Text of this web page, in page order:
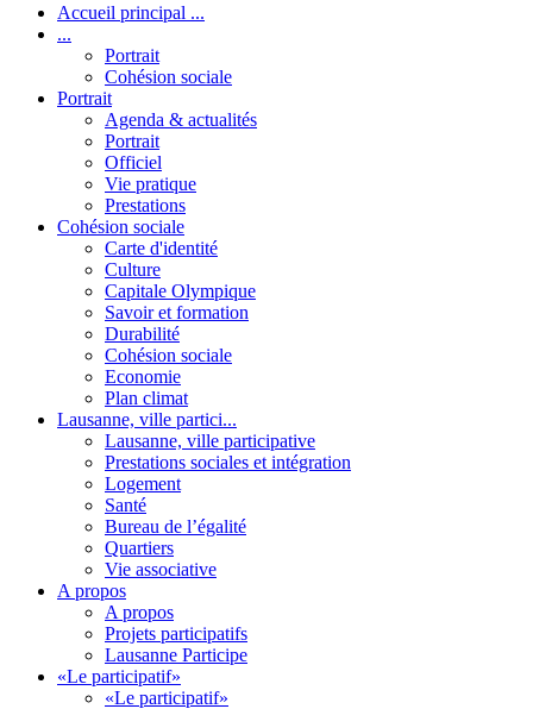
Accueil principal ...
...
Portrait
Cohésion sociale
Portrait
Agenda & actualités
Portrait
Officiel
Vie pratique
Prestations
Cohésion sociale
Carte d'identité
Culture
Capitale Olympique
Savoir et formation
Durabilité
Cohésion sociale
Economie
Plan climat
Lausanne, ville partici...
Lausanne, ville participative
Prestations sociales et intégration
Logement
Santé
Bureau de l’égalité
Quartiers
Vie associative
A propos
A propos
Projets participatifs
Lausanne Participe
«Le participatif»
«Le participatif»